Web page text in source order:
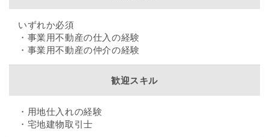
いずれか必須
・事業用不動産の仕入の経験
・事業用不動産の仲介の経験
歓迎スキル
・用地仕入れの経験
・宅地建物取引士